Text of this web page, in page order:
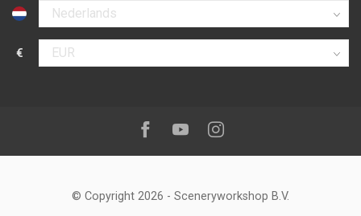
Selecteer taal
€
Selecteer valuta
Volg ons op:Facebook
YoutubeInstagram
© Copyright 2026 - Sceneryworkshop B.V.